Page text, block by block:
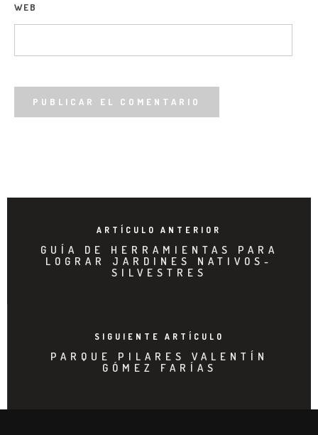
WEB
ARTÍCULO ANTERIOR
GUÍA DE HERRAMIENTAS PARA
LOGRAR JARDINES NATIVOS-
SILVESTRES
SIGUIENTE ARTÍCULO
PARQUE PILARES VALENTÍN
GÓMEZ FARÍAS